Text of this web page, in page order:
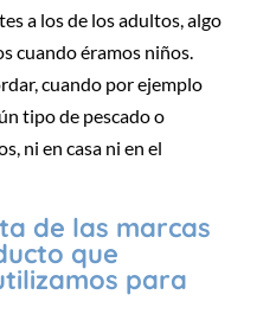
a los de los adultos, algo
cuando éramos niños.
cuando por ejemplo
tipo de pescado o
ni en casa ni en el
de las marcas
que
para